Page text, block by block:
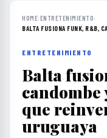
HOME›ENTRETENIMIENTO›
BALTA FUSIONA FUNK, R&B,
ENTRETENIMIENTO
Balta
candombe
que
uruguaya